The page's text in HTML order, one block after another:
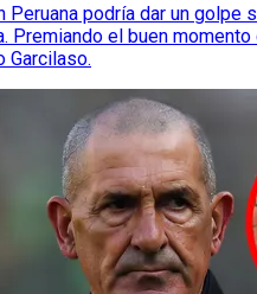
Peruana podría dar un golpe
Premiando el buen
Garcilaso.